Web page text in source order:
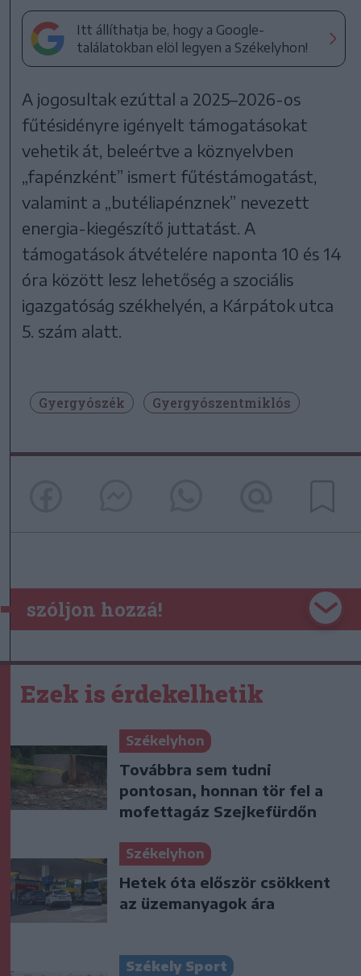
Itt állíthatja be, hogy a Google-
találatokban elöl legyen a Székelyhon!
A jogosultak ezúttal a 2025–2026-os
fűtésidényre igényelt támogatásokat
vehetik át, beleértve a köznyelvben
„fapénzként” ismert fűtéstámogatást,
valamint a „butéliapénznek” nevezett
energia-kiegészítő juttatást. A
támogatások átvételére naponta 10 és 14
óra között lesz lehetőség a szociális
igazgatóság székhelyén, a Kárpátok utca
5. szám alatt.
Gyergyószék Gyergyószentmiklós
szóljon hozzá!
Ezek is érdekelhetik
Székelyhon
Továbbra sem tudni
pontosan, honnan tör fel a
mofettagáz Szejkefürdőn
Székelyhon
Hetek óta először csökkent
az üzemanyagok ára
Székely Sport